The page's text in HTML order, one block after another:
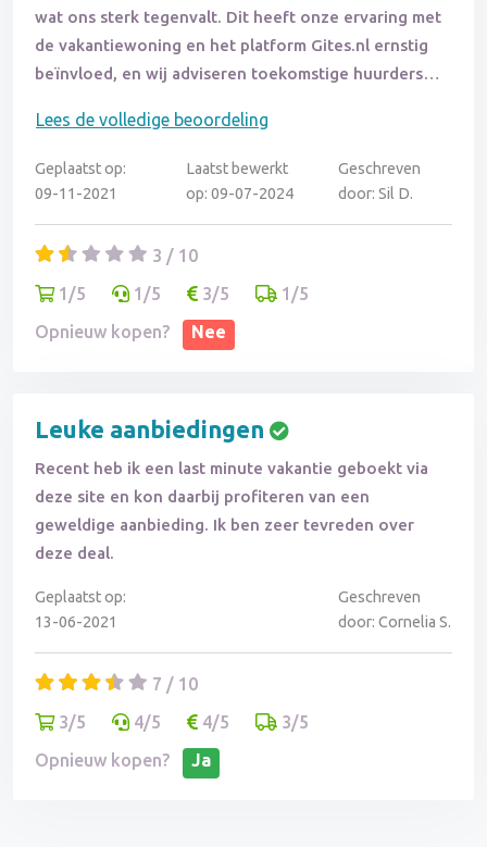
wat ons sterk tegenvalt. Dit heeft onze ervaring met
de vakantiewoning en het platform Gites.nl ernstig
beïnvloed, en wij adviseren toekomstige huurders
Lees de volledige beoordeling
Geplaatst op:
09-11-2021
Laatst bewerkt
op: 09-07-2024
Geschreven
door: Sil D.
3 / 10
1/5
1/5 3/5
1/5
Opnieuw kopen?
Nee
Leuke aanbiedingen
Recent heb ik een last minute vakantie geboekt via
deze site en kon daarbij profiteren van een
geweldige aanbieding. Ik ben zeer tevreden over
deze deal.
Geplaatst op:
13-06-2021
Geschreven
door: Cornelia S.
7 / 10
3/5
4/5 4/5
3/5
Opnieuw kopen?
Ja